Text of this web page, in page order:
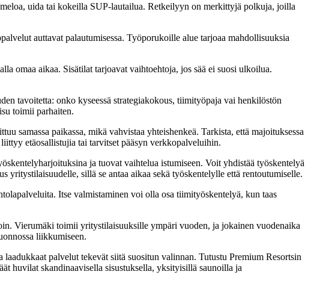
uida tai kokeilla SUP-lautailua. Retkeilyyn on merkittyjä polkuja, joilla
auttavat palautumisessa. Työporukoille alue tarjoaa mahdollisuuksia
omaa aikaa. Sisätilat tarjoavat vaihtoehtoja, jos sää ei suosi ulkoilua.
tavoitetta: onko kyseessä strategiakokous, tiimityöpaja vai henkilöstön
toimii parhaiten.
samassa paikassa, mikä vahvistaa yhteishenkeä. Tarkista, että majoituksessa
etäosallistujia tai tarvitset pääsyn verkkopalveluihin.
ja tuovat vaihtelua istumiseen. Voit yhdistää työskentelyä
sillä se antaa aikaa sekä työskentelylle että rentoutumiselle.
Itse valmistaminen voi olla osa tiimityöskentelyä, kun taas
Vierumäki toimii yritystilaisuuksille ympäri vuoden, ja jokainen vuodenaika
liikkumiseen.
palvelut tekevät siitä suositun valinnan. Tutustu Premium Resortsin
huvilat skandinaavisella sisustuksella, yksityisillä saunoilla ja